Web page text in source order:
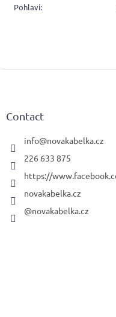
Pohlaví:
Contact
info@novakabelka.cz
226 633 875
https://
novakabelka.cz
@novakabelka.cz